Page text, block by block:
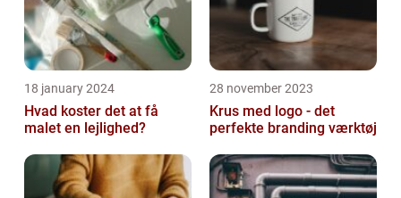
18 january 2024
Hvad koster det at få
malet en lejlighed?
28 november 2023
Krus med logo - det
perfekte branding værktøj